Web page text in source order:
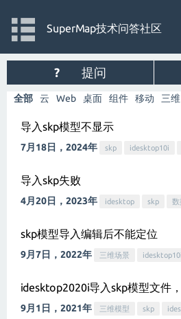
SuperMap技术问答社区
? 提问
全部 云 Web 桌面 组件 移动 三维
导入skp模型不显示
7月18日，2024年 skp idesktop10i
导入skp失败
4月20日，2023年 idesktop skp 数
skp模型导入编辑后不能定位
9月7日，2022年 三维场景 idesktop10i
idesktop2020i导入skp模型文件
9月1日，2021年 三维模型 skp